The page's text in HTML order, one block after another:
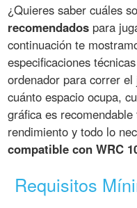
¿Quieres saber cuáles
recomendados para
continuación te
especificaciones
ordenador para correr
cuánto espacio ocupa,
gráfica es
rendimiento y todo lo
compatible con WRC
Requisitos